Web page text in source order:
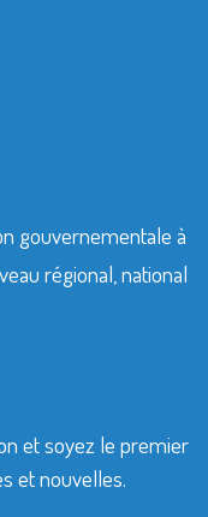
gouvernementale à
régional, national
et soyez le premier
et nouvelles.